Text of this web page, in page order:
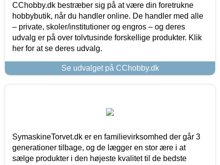
CChobby.dk bestræber sig på at være din foretrukne
hobbybutik, når du handler online. De handler med alle
– private, skoler/institutioner og engros – og deres
udvalg er på over tolvtusinde forskellige produkter. Klik
her for at se deres udvalg.
Se udvalget på CChobby.dk
SymaskineTorvet.dk er en familievirksomhed der går 3
generationer tilbage, og de lægger en stor ære i at
sælge produkter i den højeste kvalitet til de bedste